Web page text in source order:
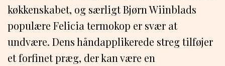
køkkenskabet, og særligt Bjørn Wiinblads
populære Felicia termokop er svær at
undvære. Dens håndapplikerede streg tilføjer
et forfinet præg, der kan være en